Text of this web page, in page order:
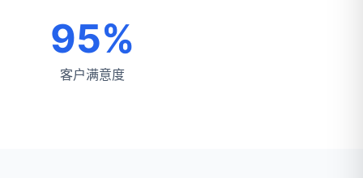
95%
客户满意度